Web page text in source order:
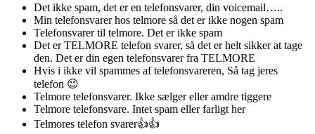
Det ikke spam, det er en telefonsvarer, din voicemail…..
Min telefonsvarer hos telmore så det er ikke nogen spam
Telefonsvarer til telmore. Det er ikke spam
Det er TELMORE telefon svarer, så det er helt sikker at tage
den. Det er din egen telefonsvarer fra TELMORE
Hvis i ikke vil spammes af telefonsvareren, Så tag jeres
telefon 😉
Telmore telefonsvarer. Ikke sælger eller amdre tiggere
Telmore telefonsvare. Intet spam eller farligt her
Telmores telefon svarer👍👍